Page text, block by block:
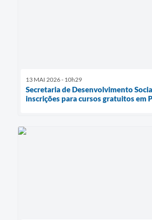
13 MAI 2026 - 10h29
Secretaria de Desenvolvimento
inscrições para cursos gratuitos em